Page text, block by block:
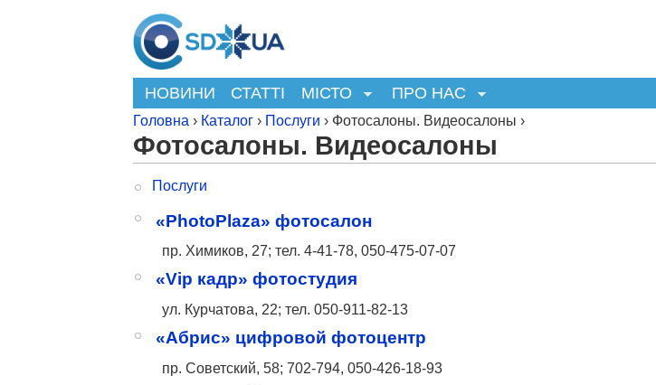
НОВИНИ СТАТТІ МІСТО ПРО НАС
Головна › Каталог › Послуги › Фотосалоны. Видеосалоны ›
Фотосалоны. Видеосалоны
Послуги
«PhotoPlaza» фотосалон
пр. Химиков, 27; тел. 4-41-78, 050-475-07-07
«Vip кадр» фотостудия
ул. Курчатова, 22; тел. 050-911-82-13
«Абрис» цифровой фотоцентр
пр. Советский, 58; 702-794, 050-426-18-93